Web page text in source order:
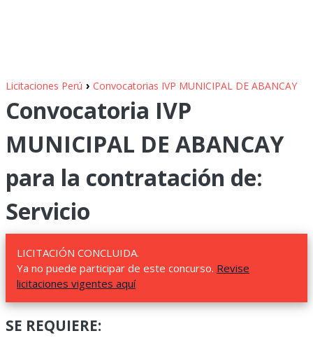
Licitaciones Perú › Convocatorias IVP MUNICIPAL DE ABANCAY
Convocatoria IVP
MUNICIPAL DE ABANCAY
para la contratación de:
Servicio
LICITACIÓN CONCLUIDA.
Ya no puede participar de este concurso. Revise
licitaciones vigentes aquí
SE REQUIERE: